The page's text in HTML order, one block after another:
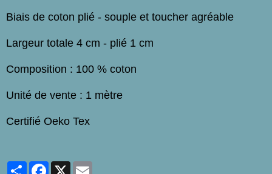
Biais de coton plié - souple et toucher agréable
Largeur totale 4 cm - plié 1 cm
Composition : 100 % coton
Unité de vente : 1 mètre
Certifié Oeko Tex
PartagerFacebook